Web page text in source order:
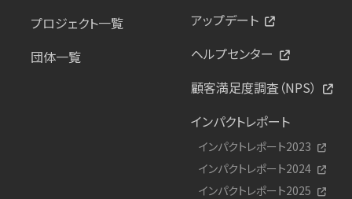
プロジェクト一覧
団体一覧
アップデート
ヘルプセンター
顧客満足度調査（NPS）
インパクトレポート
インパクトレポート2023
インパクトレポート2024
インパクトレポート2025